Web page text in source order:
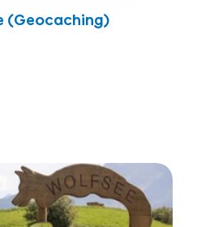
(Geocaching)